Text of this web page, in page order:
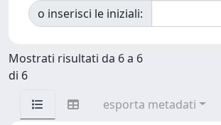
o inserisci le iniziali:
Mostrati risultati da 6 a 6
di 6
esporta metadati